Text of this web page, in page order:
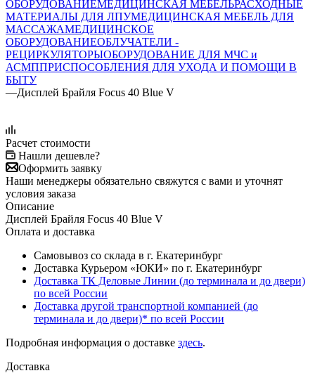
ОБОРУДОВАНИЕМЕДИЦИНСКАЯ МЕБЕЛЬРАСХОДНЫЕ
МАТЕРИАЛЫ ДЛЯ ЛПУМЕДИЦИНСКАЯ МЕБЕЛЬ ДЛЯ
МАССАЖАМЕДИЦИНСКОЕ
ОБОРУДОВАНИЕОБЛУЧАТЕЛИ -
РЕЦИРКУЛЯТОРЫОБОРУДОВАНИЕ ДЛЯ МЧС и
АСМППРИСПОСОБЛЕНИЯ ДЛЯ УХОДА И ПОМОЩИ В
БЫТУ
—Дисплей Брайля Focus 40 Blue V
Расчет стоимости
Нашли дешевле?
Оформить заявку
Наши менеджеры обязательно свяжутся с вами и уточнят
условия заказа
Описание
Дисплей Брайля Focus 40 Blue V
Оплата и доставка
Самовывоз со склада в г. Екатеринбург
Доставка Курьером «ЮКИ» по г. Екатеринбург
Доставка ТК Деловые Линии (до терминала и до двери)
по всей России
Доставка другой транспортной компанией (до
терминала и до двери)* по всей России
Подробная информация о доставке здесь.
Доставка